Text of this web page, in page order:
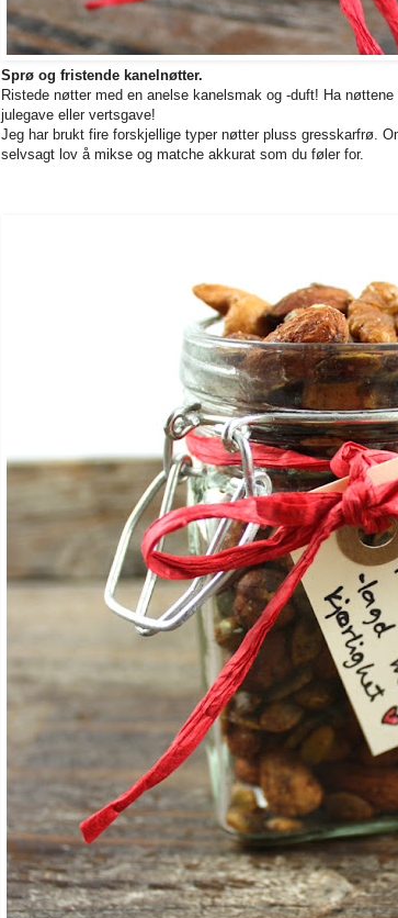
Sprø og fristende kanelnøtter.
Ristede nøtter med en anelse kanelsmak og -duft! Ha
julegave eller vertsgave!
Jeg har brukt fire forskjellige typer nøtter pluss gresskarfrø.
selvsagt lov å mikse og matche akkurat som du føler for.